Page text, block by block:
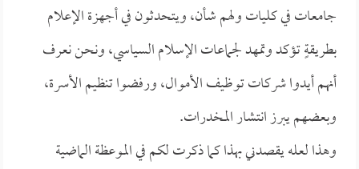
جامعات في كليات ولهم شأن، ويتحدثون في أجهزة الإعلام
بطريقةٍ تؤكد وتمهد لجماعات الإسلام السياسي، ونحن نعرف
أنهم أيدوا شركات توظيف الأموال، ورفضوا تنظيم الأسرة،
وبعضهم يبرز انتشار المخدرات.
وهذا لعله يقصدني بهذا كما ذكرت لكم في الموعظة الماضية